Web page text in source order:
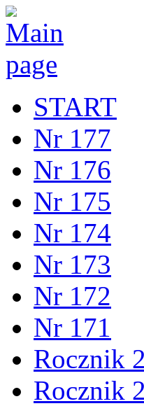
START
Nr 177
Nr 176
Nr 175
Nr 174
Nr 173
Nr 172
Nr 171
Rocznik
Rocznik